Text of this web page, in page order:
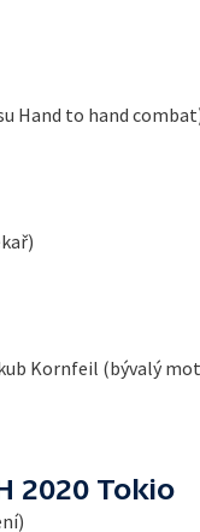
Hand to hand
Kornfeil (bývalý
2020 Tokio